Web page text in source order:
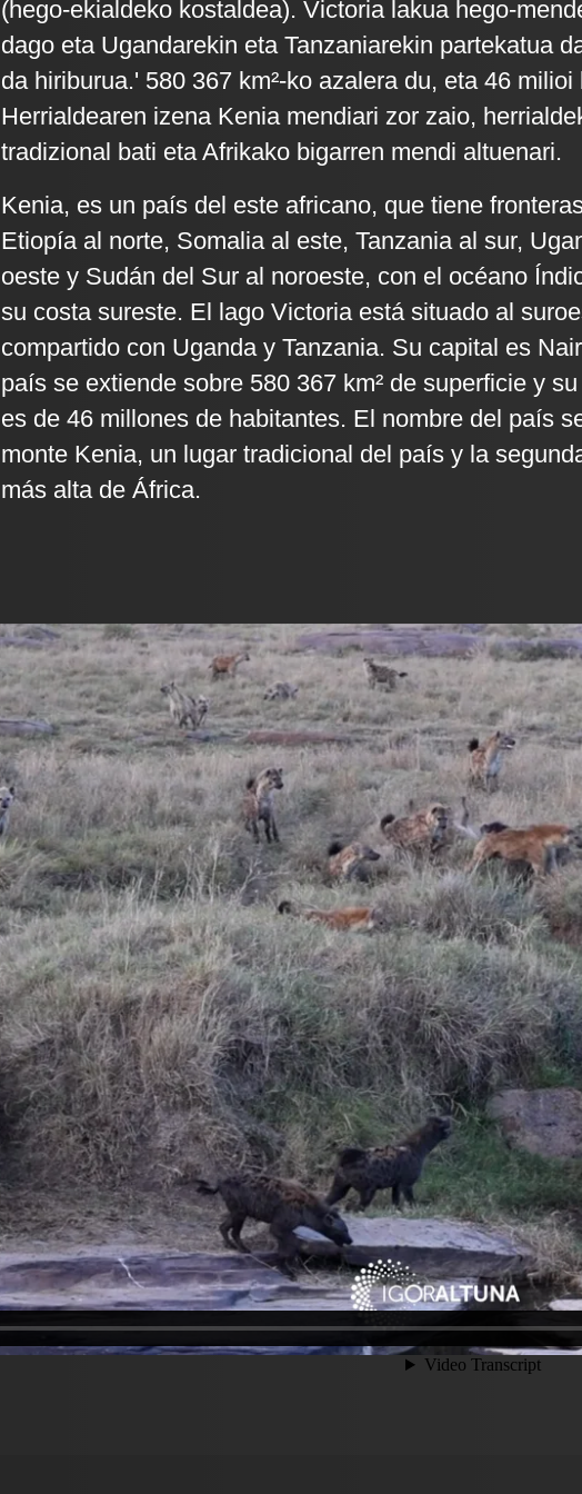
(hego-ekialdeko kostaldea). Victoria lakua hego-
dago eta Ugandarekin eta Tanzaniarekin partekatua
da hiriburua.' 580 367 km²-ko azalera du, eta 46 milioi
Herrialdearen izena Kenia mendiari zor zaio,
tradizional bati eta Afrikako bigarren mendi altuenari.
Kenia, es un país del este africano, que tiene
Etiopía al norte, Somalia al este, Tanzania al sur,
oeste y Sudán del Sur al noroeste, con el océano
su costa sureste. El lago Victoria está situado al
compartido con Uganda y Tanzania. Su capital es
país se extiende sobre 580 367 km² de superficie y
es de 46 millones de habitantes. El nombre del país
monte Kenia, un lugar tradicional del país y la
más alta de África.